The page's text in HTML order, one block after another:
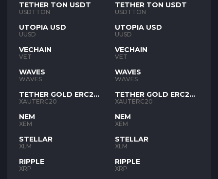
TETHER TON USDT
USDTTON
UTOPIA USD
UUSD
VECHAIN
VET
WAVES
WAVES
TETHER GOLD ERC20
XAUT
XAUTERC20
NEM
XEM
STELLAR
XLM
RIPPLE
XRP
TETHER TON USDT
USDTTON
UTOPIA USD
UUSD
VECHAIN
VET
WAVES
WAVES
TETHER GOLD ERC20
XAUT
XAUTERC20
NEM
XEM
STELLAR
XLM
RIPPLE
XRP